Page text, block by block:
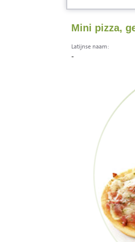
Mini pizza,
Latijnse naam:
-